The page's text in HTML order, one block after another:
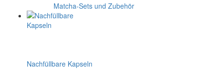
Matcha-Sets und Zubehör
Nachfüllbare Kapseln